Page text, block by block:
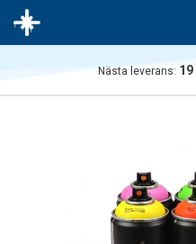
Nästa leverans: 19